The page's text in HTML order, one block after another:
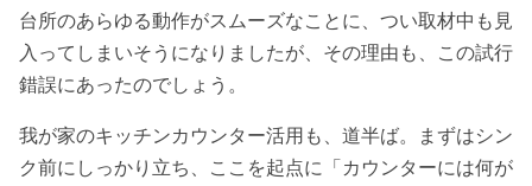
台所のあらゆる動作がスムーズなことに、つい取材中も見
入ってしまいそうになりましたが、その理由も、この試行
錯誤にあったのでしょう。
我が家のキッチンカウンター活用も、道半ば。まずはシン
ク前にしっかり立ち、ここを起点に「カウンターには何が